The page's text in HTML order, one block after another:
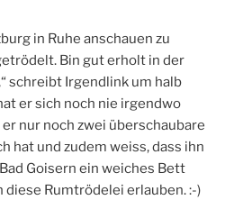
in Ruhe anschauen zu
Bin gut erholt in der
schreibt Irgendlink um halb
er sich noch nie irgendwo
nur noch zwei überschaubare
hat und zudem weiss, dass ihn
Goisern ein weiches Bett
diese Rumtrödelei erlauben. :-)